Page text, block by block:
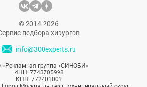
сайте предназначена для ознакомления и
медицинскую помощь.
проконсультируйтесь с врачом!
рейтинг хирургов